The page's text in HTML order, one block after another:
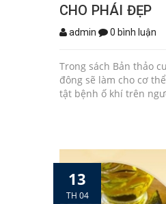
CHO PHÁI ĐẸP
admin 0 bình luận
Trong sách Bản thảo
đông sẽ làm cho cơ
tật bệnh ố khí trên
1.5m. Cành hình trụ,
thành từng bụi dày.
đầu nhọn và hình lưỡi
biến thành các vảy
13
TH 04